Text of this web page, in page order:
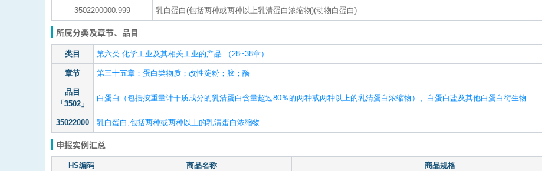
3502200000.999 乳白蛋白(包括两种或两种以上乳清蛋白浓缩物)(动物白蛋白)
所属分类及章节、品目
类目 第六类 化学工业及其相关工业的产品 （28~38章）
章节 第三十五章：蛋白类物质；改性淀粉；胶；酶
品目
「3502」
白蛋白（包括按重量计干质成分的乳清蛋白含量超过80％的两种或两种以上的乳清蛋白浓缩物）、白蛋白盐及其他白蛋白衍生物
35022000 乳白蛋白,包括两种或两种以上的乳清蛋白浓缩物
申报实例汇总
HS编码 商品名称 商品规格